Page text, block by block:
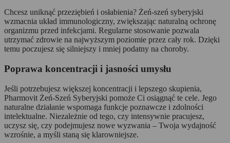
Chcesz uniknąć przeziębień i osłabienia? Żeń-szeń syberyjski
wzmacnia układ immunologiczny, zwiększając naturalną ochronę
organizmu przed infekcjami. Regularne stosowanie pozwala
utrzymać zdrowie na najwyższym poziomie przez cały rok. Dzięki
temu poczujesz się silniejszy i mniej podatny na choroby.
Poprawa koncentracji i jasności umysłu
Jeśli potrzebujesz większej koncentracji i lepszego skupienia,
Pharmovit Żeń-Szeń Syberyjski pomoże Ci osiągnąć te cele. Jego
naturalne działanie wspomaga funkcje poznawcze i zdolności
intelektualne. Niezależnie od tego, czy intensywnie pracujesz,
uczysz się, czy podejmujesz nowe wyzwania – Twoja wydajność
wzrośnie, a myśli staną się klarowniejsze.